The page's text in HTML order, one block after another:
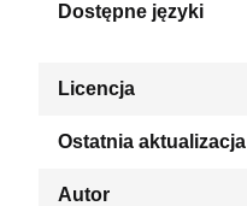
Dostępne języki
Licencja
Ostatnia aktualizacja
Autor